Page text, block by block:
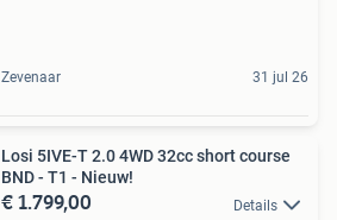
Zevenaar 31 jul 26
Losi 5IVE-T 2.0 4WD 32cc short course
BND - T1 - Nieuw!
€ 1.799,00 Details